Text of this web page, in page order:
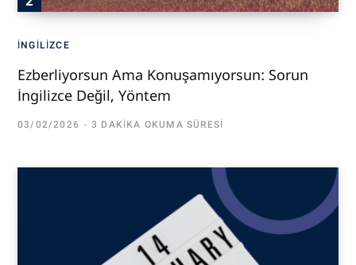
İNGILIZCE
Ezberliyorsun Ama Konuşamıyorsun: Sorun
İngilizce Değil, Yöntem
03/02/2026 3 DAKIKA OKUMA SÜRESI